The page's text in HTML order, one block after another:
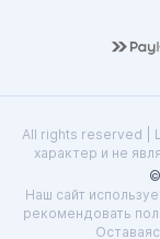
All rights reserved |
характер и не
Наш сайт
рекомендовать